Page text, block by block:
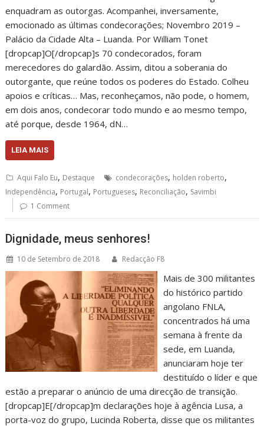
enquadram as outorgas. Acompanhei, inversamente,
emocionado as últimas condecorações; Novembro 2019 –
Palácio da Cidade Alta – Luanda. Por William Tonet
[dropcap]O[/dropcap]s 70 condecorados, foram
merecedores do galardão. Assim, ditou a soberania do
outorgante, que reúne todos os poderes do Estado. Colheu
apoios e críticas… Mas, reconheçamos, não pode, o homem,
em dois anos, condecorar todo mundo e ao mesmo tempo,
até porque, desde 1964, dN…
LEIA MAIS
Aqui Falo Eu, Destaque condecorações, holden roberto,
Independência, Portugal, Portugueses, Reconciliação, Savimbi
1 Comment
Dignidade, meus senhores!
10 de Setembro de 2018 Redacção F8
Mais de 300 militantes
do histórico partido
angolano FNLA,
concentrados há uma
semana à frente da
sede, em Luanda,
anunciaram hoje ter
destituído o líder e que
estão a preparar o anúncio de uma direcção de transição.
[dropcap]E[/dropcap]m declarações hoje à agência Lusa, a
porta-voz do grupo, Lucinda Roberta, disse que os militantes